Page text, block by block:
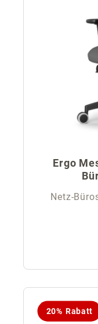
Ergo
Netz-
20% Rabatt